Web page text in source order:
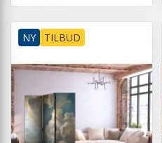
NY TILBUD